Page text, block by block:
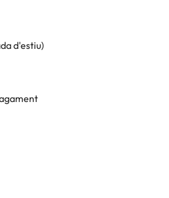
d'estiu)